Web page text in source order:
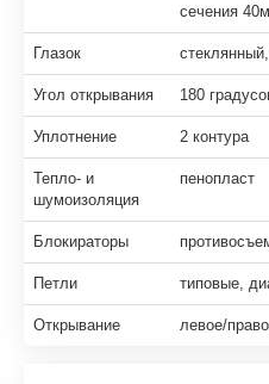
сечения
Глазок
Угол открывания 180
Уплотнение 2 контура
Тепло- и
шумоизоляция
пенопласт
Блокираторы
Петли типовые,
Открывание левое/